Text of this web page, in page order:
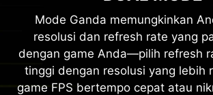
Mode Ganda memungkinkan
resolusi dan refresh rate yang
dengan game Anda—pilih refresh
tinggi dengan resolusi yang lebih
game FPS bertempo cepat atau